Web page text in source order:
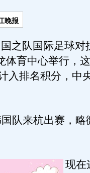
晚报
之队国际足球对
体育中心举行，
入排名积分，中
来杭出赛，略
现在